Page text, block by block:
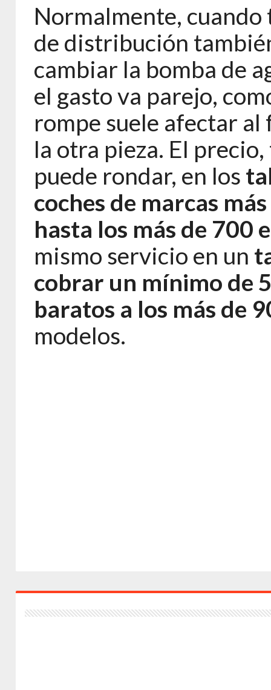
Normalmente,
de distribución
cambiar la bomba de
el gasto va parejo,
rompe suele afectar
la otra pieza. El
puede rondar, en los
coches de marcas
hasta los más de 700
mismo servicio en un
cobrar un mínimo de
baratos a los más de
modelos.